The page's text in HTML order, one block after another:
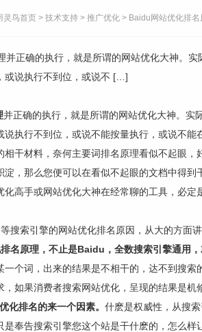
灵鸟首页 > 技术支持 > 推广优化 > Baidu网站优化排名
并正确的执行，就是所谓的网站优化大神。
或说执行不到位，或说不 […]
并正确的执行，就是所谓的网站优化大神。实
执行不到位，或说不能按量执行，或说不能
相干材料，奈何主要词排名原理看似不起眼
，那么您便可以在看似不起眼的文档中得到
化高手或网站优化大神在经常聊的工具，必
搜索引擎的网站优化排名原因，从大的方面讲
名原理，不止是Baidu，全数搜索引擎通用
一个词，出来的结果是不相干的，达不到搜
如果消费者搜索网站优化，呈现的结果是
化排名的来一个因素。 什麽是权威性，从搜
是奉告搜索引擎您这个站是干什麽的，怎么